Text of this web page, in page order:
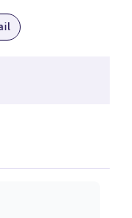
no
que empieces
y recursos.